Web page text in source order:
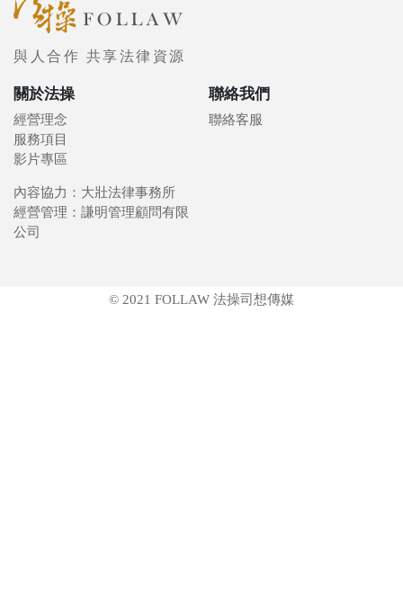
與人合作 共享法律資源
關於法操
經營理念
服務項目
影片專區
聯絡我們
聯絡客服
內容協力：大壯法律事務所
經營管理：謙明管理顧問有限
公司
© 2021 FOLLAW 法操司想傳媒